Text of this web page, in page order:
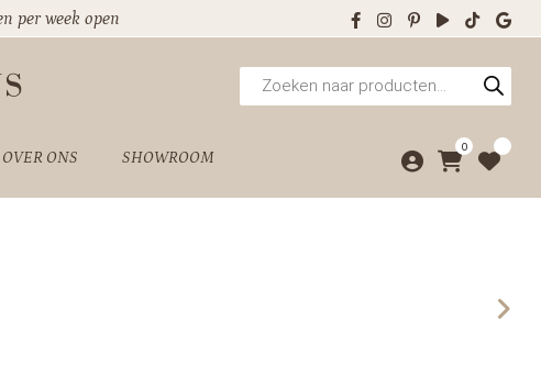
per week open
Producten
zoeken
OVER ONS SHOWROOM
0